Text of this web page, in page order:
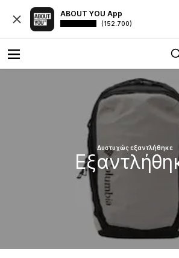
ABOUT YOU App
(152.700)
Δυστυχώς εξαντλήθηκε